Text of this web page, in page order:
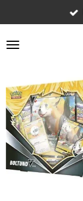
direct
naar